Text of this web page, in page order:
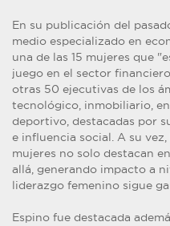
En su publicación del
medio especializado en
una de las 15 mujeres que
juego en el sector
otras 50 ejecutivas de los
tecnológico, inmobiliario,
deportivo, destacadas por
e influencia social. A su
mujeres no solo destacan
allá, generando impacto a
liderazgo femenino sigue
Espino fue destacada